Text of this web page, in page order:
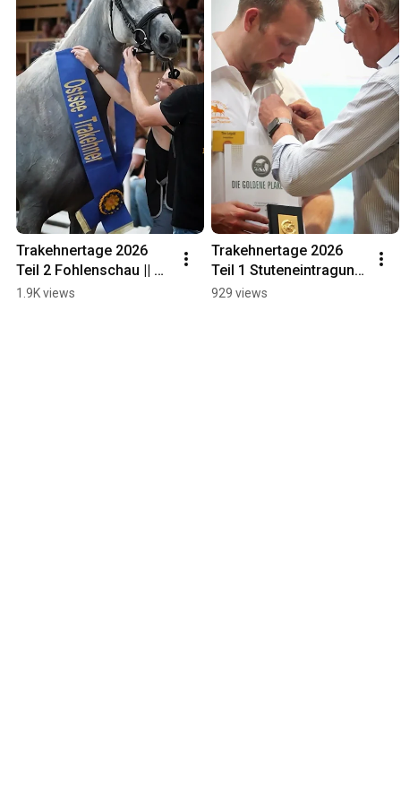
Trakehnertage 2026
Teil 2 Fohlenschau ||
Bernsteinreiter
1.9K views
Trakehnertage 2026
Teil 1 Stuteneintragung
|| Bernsteinreiter
929 views